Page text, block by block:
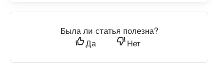
Была ли статья полезна?
Да
Нет